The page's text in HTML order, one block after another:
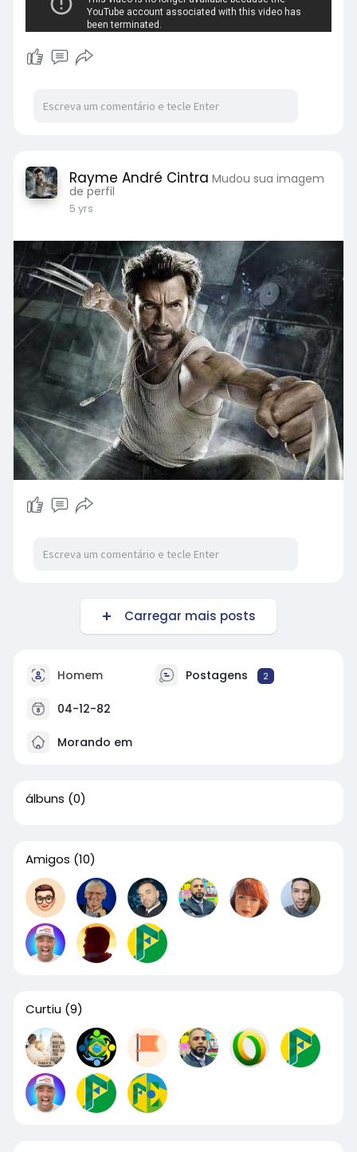
Rayme André Cintra Mudou sua imagem
de perfil
5 yrs
Carregar mais posts
Homem Postagens 2
04-12-82
Morando em
álbuns (0)
Amigos (10)
Curtiu (9)